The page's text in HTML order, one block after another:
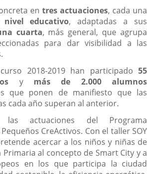
en tres actuaciones, cada una
nivel educativo, adaptadas a sus
cuarta, más general, que agrupa
para dar visibilidad a las
2018-2019 han participado 55
y más de 2.000 alumnos
que ponen de manifiesto que las
cada año superan al anterior.
actuaciones del Programa
CreActivos. Con el taller SOY
acercar a los niños y niñas de
Primaria al concepto de Smart City y a
en los que participa la ciudad